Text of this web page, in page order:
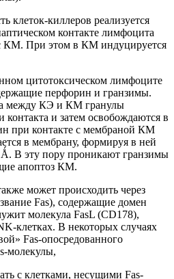
клеток-киллеров реализуется
контакте лимфоцита
КМ. При этом в КМ индуцируется
цитотоксическом лимфоците
перфорин и гранзимы.
между КЭ и КМ гранулы
контакта и затем освобождаются в
при контакте с мембраной КМ
в мембрану, формируя в ней
В эту пору проникают гранзимы
апоптоз КМ.
может происходить через
Fas), содержащие домен
молекула FasL (CD178),
клетках. В некоторых случаях
Fas-опосредованного
молекулы,
с клетками, несущими Fas-